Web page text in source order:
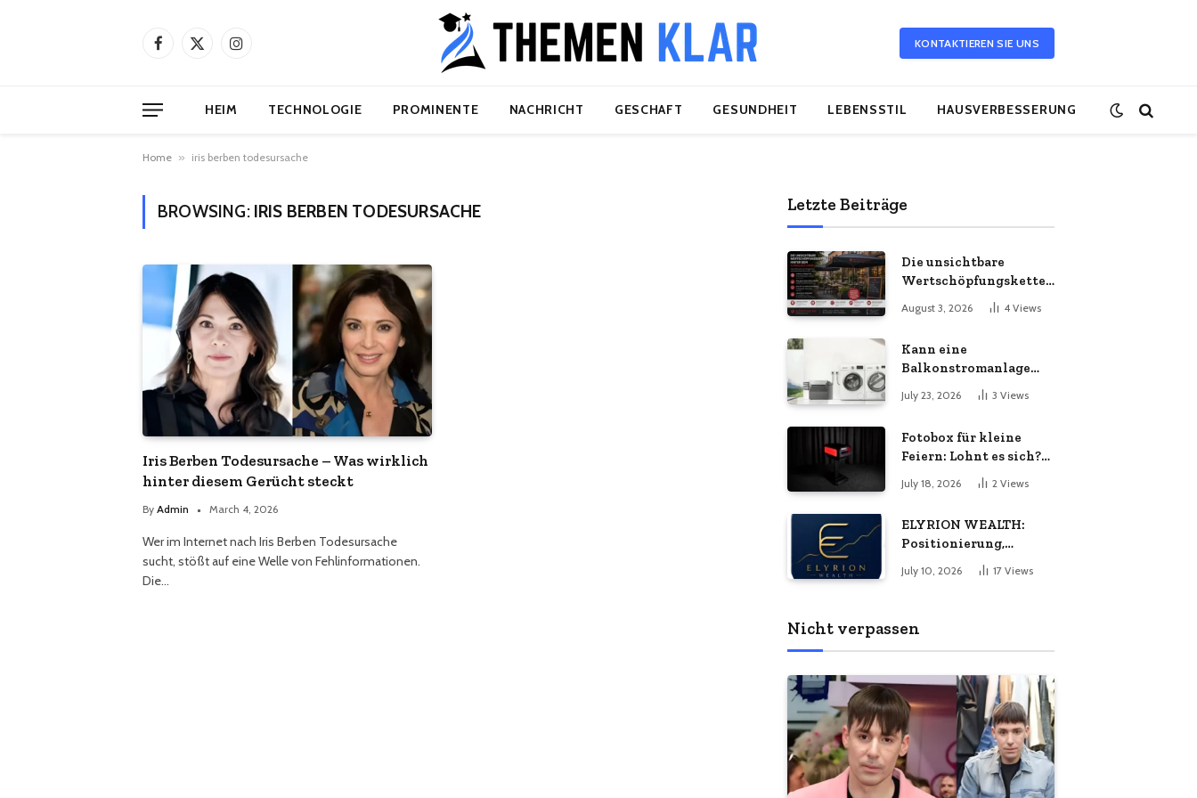
Facebook
X
Instagram KONTAKTIEREN SIE UNS
HEIM TECHNOLOGIE PROMINENTE NACHRICHT GESCHAFT GESUNDHEIT LEBENSSTIL HAUSVERBESSERUNG
Home » iris berben todesursache
BROWSING: IRIS BERBEN TODESURSACHE
Iris Berben Todesursache – Was wirklich
hinter diesem Gerücht steckt
By Admin March 4, 2026
Wer im Internet nach Iris Berben Todesursache
sucht, stößt auf eine Welle von Fehlinformationen.
Die…
Letzte Beiträge
Die unsichtbare
Wertschöpfungskette
Sonnenschirm: Was
Fertigung und
unternehmerische
Kontinuität wirklich
August 3, 2026 4 Views
Kann eine
Balkonstromanlage
Energiebedarf
July 23, 2026 3 Views
Fotobox für kleine
Feiern: Lohnt es sich?
Vorteile, Kosten &
Tipps
July 18, 2026 2 Views
ELYRION WEALTH:
Positionierung,
Philosophie und das
Versprechen
July 10, 2026 17 Views
Nicht verpassen